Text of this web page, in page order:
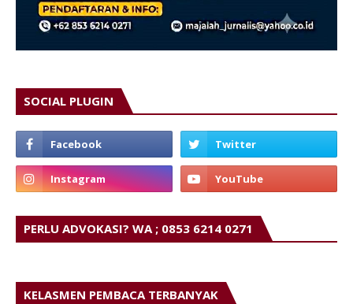
SOCIAL PLUGIN
PERLU ADVOKASI? WA ; 0853 6214 0271
KELASMEN PEMBACA TERBANYAK